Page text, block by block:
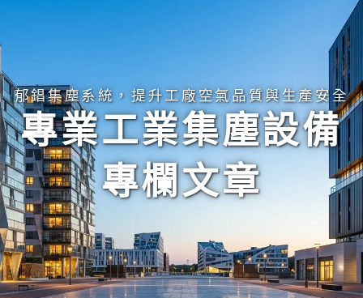
郁錩集塵系統，提升工廠空氣品質與生產安全
專業工業集塵設備
專欄文章